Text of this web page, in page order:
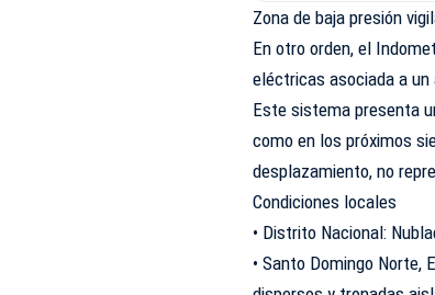
Zona de baja presión
En otro orden, el
eléctricas asociada a
Este sistema presenta
como en los próximos
desplazamiento, no
Condiciones locales
• Distrito Nacional:
• Santo Domingo Norte,